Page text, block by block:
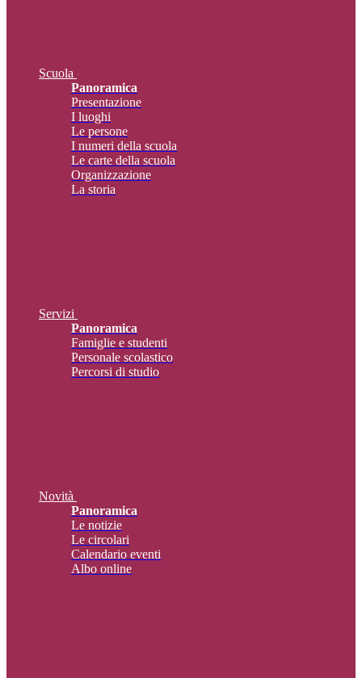
Scuola
Panoramica
Presentazione
I luoghi
Le persone
I numeri della scuola
Le carte della scuola
Organizzazione
La storia
Servizi
Panoramica
Famiglie e studenti
Personale scolastico
Percorsi di studio
Novità
Panoramica
Le notizie
Le circolari
Calendario eventi
Albo online